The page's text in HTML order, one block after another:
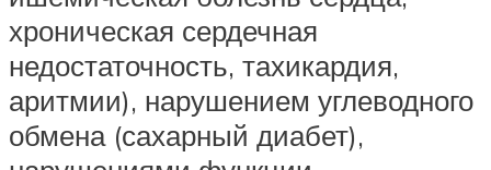
хроническая сердечная
недостаточность, тахикардия,
аритмии), нарушением углеводного
обмена (сахарный диабет),